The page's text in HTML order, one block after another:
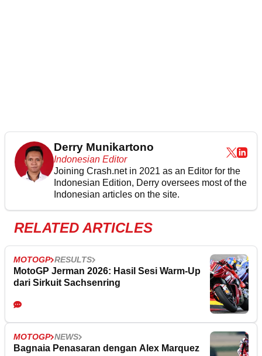
Derry Munikartono
Indonesian Editor
Joining Crash.net in 2021 as an Editor for the
Indonesian Edition, Derry oversees most of the
Indonesian articles on the site.
RELATED ARTICLES
MOTOGP RESULTS
MotoGP Jerman 2026: Hasil Sesi Warm-Up
dari Sirkuit Sachsenring
MOTOGP NEWS
Bagnaia Penasaran dengan Alex Marquez